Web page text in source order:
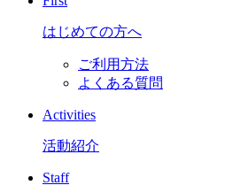
はじめての方へ
ご利用方法
よくある質問
Activities
活動紹介
Staff